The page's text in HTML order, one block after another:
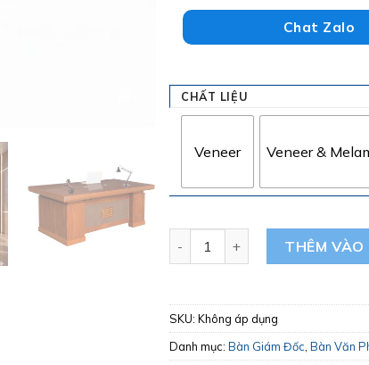
Chat Zalo
CHẤT LIỆU
Veneer Veneer &
Bàn Giám Đốc The One Hòa
THÊM VÀO
SKU: Không áp dụng
Danh mục: Bàn Giám Đốc Bàn Văn